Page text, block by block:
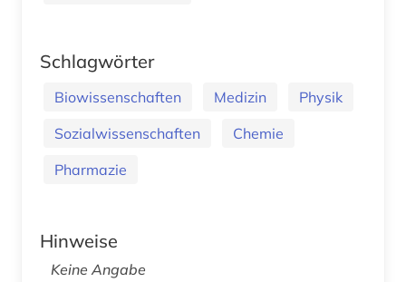
Schlagwörter
Biowissenschaften Medizin
Physik
Sozialwissenschaften
Chemie
Pharmazie
Hinweise
Keine Angabe